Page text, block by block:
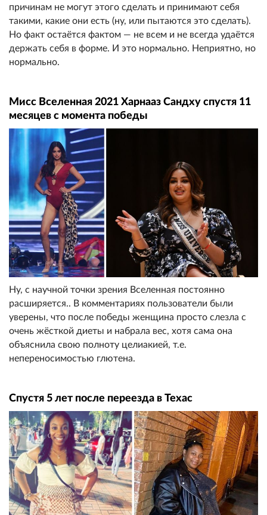
причинам не могут этого сделать и принимают себя
такими, какие они есть (ну, или пытаются это сделать).
Но факт остаётся фактом — не всем и не всегда удаётся
держать себя в форме. И это нормально. Неприятно, но
нормально.
Мисс Вселенная 2021 Харнааз Сандху спустя 11
месяцев с момента победы
Ну, с научной точки зрения Вселенная постоянно
расширяется.. В комментариях пользователи были
уверены, что после победы женщина просто слезла с
очень жёсткой диеты и набрала вес, хотя сама она
объяснила свою полноту целиакией, т.е.
непереносимостью глютена.
Спустя 5 лет после переезда в Техас